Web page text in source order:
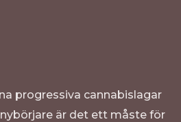
progressiva cannabislagar
är det ett måste för